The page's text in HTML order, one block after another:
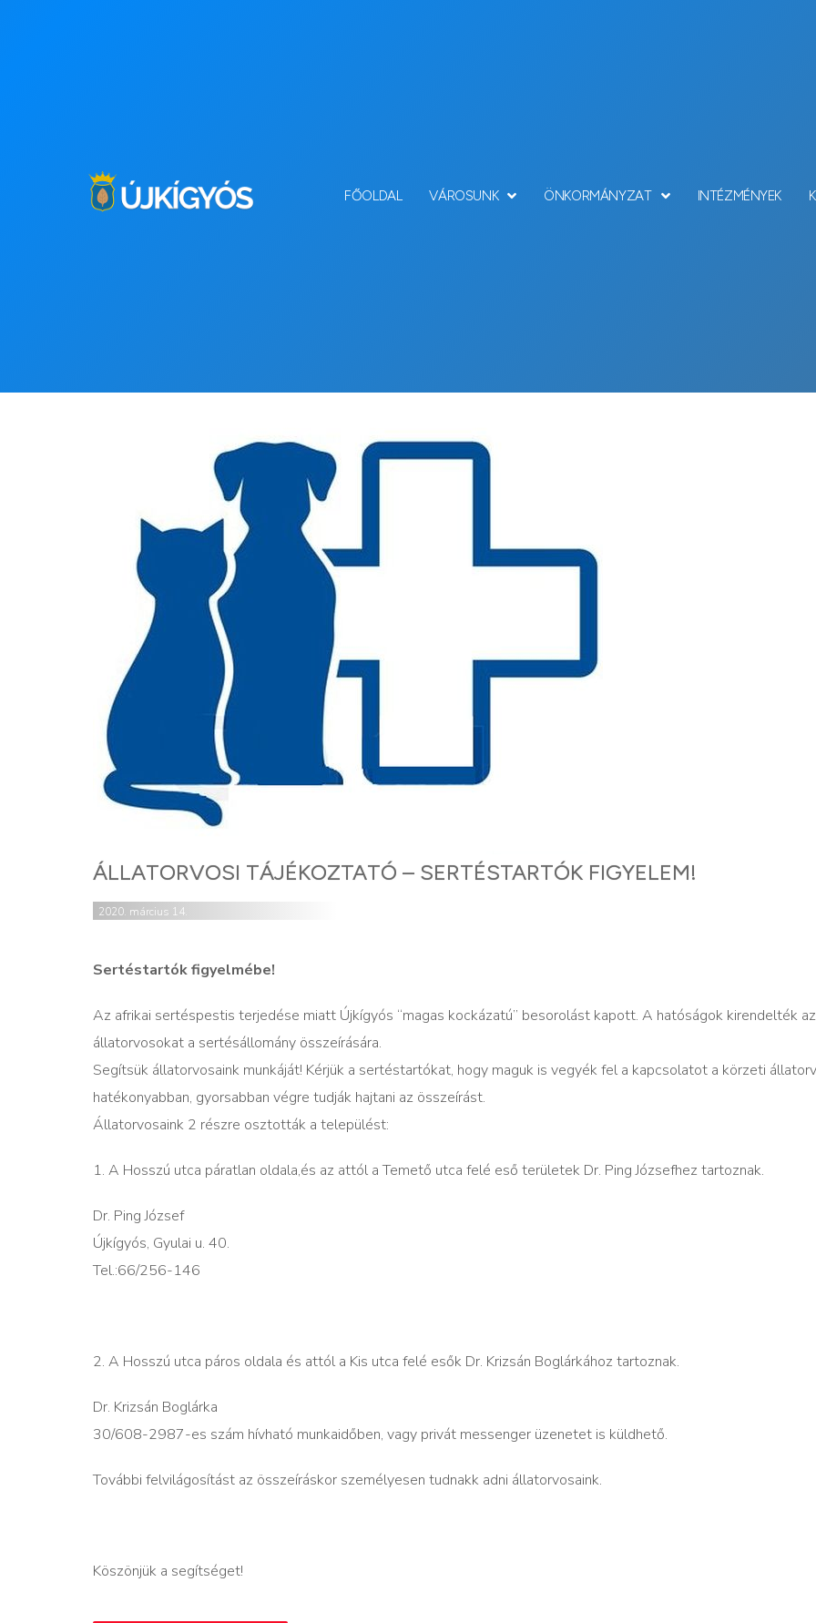
FŐOLDAL VÁROSUNK ÖNKORMÁNYZAT INTÉZMÉNYEK
ÁLLATORVOSI TÁJÉKOZTATÓ – SERTÉSTARTÓK FIGYELEM!
2020. március 14.
Sertéstartók figyelmébe!
Az afrikai sertéspestis terjedése miatt Újkígyós “magas kockázatú” besorolást kapott. A hatóságok kirendelték az
állatorvosokat a sertésállomány összeírására.
Segítsük állatorvosaink munkáját! Kérjük a sertéstartókat, hogy maguk is vegyék fel a kapcsolatot a körzeti
hatékonyabban, gyorsabban végre tudják hajtani az összeírást.
Állatorvosaink 2 részre osztották a települést:
1. A Hosszú utca páratlan oldala,és az attól a Temető utca felé eső területek Dr. Ping Józsefhez tartoznak.
Dr. Ping József
Újkígyós, Gyulai u. 40.
Tel.:66/256-146
2. A Hosszú utca páros oldala és attól a Kis utca felé esők Dr. Krizsán Boglárkához tartoznak.
Dr. Krizsán Boglárka
30/608-2987-es szám hívható munkaidőben, vagy privát messenger üzenetet is küldhető.
További felvilágosítást az összeíráskor személyesen tudnakk adni állatorvosaink.
Köszönjük a segítséget!